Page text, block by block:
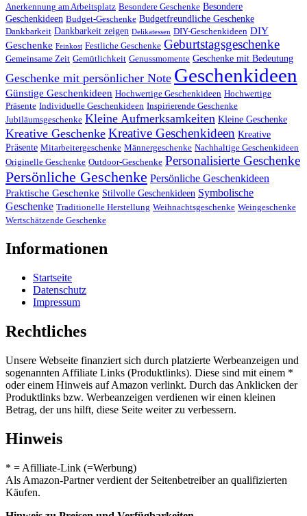
Anerkennung am Arbeitsplatz Besondere Geschenke Besondere
Geschenkideen Budget-Geschenke Budgetfreundliche Geschenke
Dankbarkeit Dankbarkeit zeigen Delikatessen DIY-Geschenkideen DIY
Geschenke Feinkost Festliche Geschenke Geburtstagsgeschenke
Gemeinsame Zeit Gemütlichkeit Genussmomente Geschenke mit Bedeutung
Geschenke mit persönlicher Note Geschenkideen
Günstige Geschenkideen Hochwertige Geschenkideen Hochwertige
Präsente Individuelle Geschenkideen Inspirierende Geschenke
Jubiläumsgeschenke Kleine Aufmerksamkeiten Kleine Geschenke
Kreative Geschenke Kreative Geschenkideen Kreative
Präsente Mitarbeitergeschenke Männergeschenke Nachhaltige Geschenkideen
Originelle Geschenke Outdoor-Geschenke Personalisierte Geschenke
Persönliche Geschenke Persönliche Geschenkideen
Praktische Geschenke Stilvolle Geschenkideen Symbolische
Geschenke Traditionelle Herstellung Weihnachtsgeschenke Weingeschenke
Wertschätzende Geschenke
Informationen
Startseite
Datenschutz
Impressum
Rechtliches
Unsere Webseite finanziert sich durch platzierte Werbeanzeigen und
sogenannten Affiliate Links (Produktlinks). Diese sind mit einem *
oder einem Hinweis auf Amazon verlinkt. Durch das Anklicken der
Produktlinks bzw. Werbeanzeigen verdienen wir einen kleinen
Betrag, der uns hilft, diese Seite weiter zu verbessern.
Hinweis
* = Afilliate-Link (=Werbung)
Als Amazon-Partner verdient der Seitenbetreiber an qualifizierten
Käufen.